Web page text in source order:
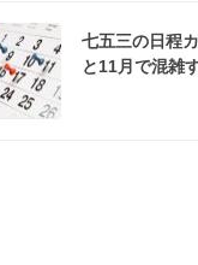
七五三の日程
と11月で混雑